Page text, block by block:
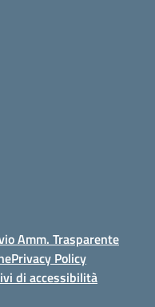
Amm. Trasparente
Privacy Policy
di accessibilità